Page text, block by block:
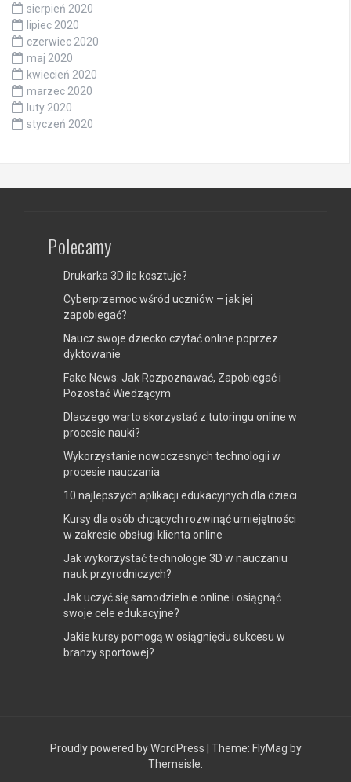
sierpień 2020
lipiec 2020
czerwiec 2020
maj 2020
kwiecień 2020
marzec 2020
luty 2020
styczeń 2020
Polecamy
Drukarka 3D ile kosztuje?
Cyberprzemoc wśród uczniów – jak jej
zapobiegać?
Naucz swoje dziecko czytać online poprzez
dyktowanie
Fake News: Jak Rozpoznawać, Zapobiegać i
Pozostać Wiedzącym
Dlaczego warto skorzystać z tutoringu online w
procesie nauki?
Wykorzystanie nowoczesnych technologii w
procesie nauczania
10 najlepszych aplikacji edukacyjnych dla dzieci
Kursy dla osób chcących rozwinąć umiejętności
w zakresie obsługi klienta online
Jak wykorzystać technologie 3D w nauczaniu
nauk przyrodniczych?
Jak uczyć się samodzielnie online i osiągnąć
swoje cele edukacyjne?
Jakie kursy pomogą w osiągnięciu sukcesu w
branży sportowej?
Proudly powered by WordPress Theme: FlyMag by
Themeisle.